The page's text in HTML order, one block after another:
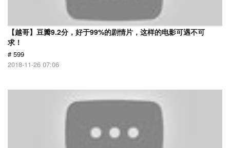
【越哥】豆瓣9.2分，好于99%的剧情片，这样的电影可遇不可
求！
# 599
2018-11-26 07:06